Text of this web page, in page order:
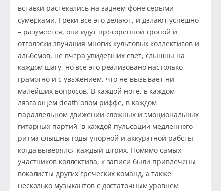
вставки растекались на заднем фоне серыми
сумерками. Греки все это делают, и делают успешно
– разумеется, они идут проторенной тропой и
отголоски звучания многих культовых коллективов и
альбомов, не вчера увидевших свет, слышны на
каждом шагу, но все это реализовано настолько
грамотно и с уважением, что не вызывает ни
малейших вопросов. В каждой ноте, в каждом
лязгающем death`овом риффе, в каждом
параллельном движении сложных и эмоциональных
гитарных партий, в каждой пульсации медленного
ритма слышны годы упорной и аккуратной работы,
когда выверялся каждый штрих. Помимо самых
участников коллектива, к записи были привлечены
вокалисты других греческих команд, а также
несколько музыкантов с достаточным уровнем